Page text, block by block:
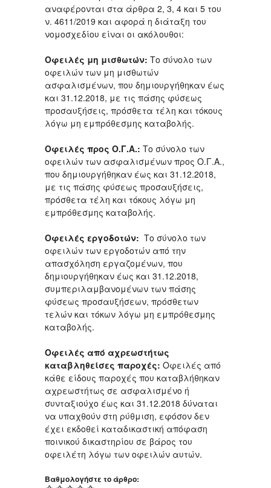
αναφέρονται στα άρθρα 2, 3, 4 και 5 του
ν. 4611/2019 και αφορά η διάταξη του
νομοσχεδίου είναι οι ακόλουθοι:
Οφειλές μη μισθωτών: Το σύνολο των
οφειλών των μη μισθωτών
ασφαλισμένων, που δημιουργήθηκαν έως
και 31.12.2018, με τις πάσης φύσεως
προσαυξήσεις, πρόσθετα τέλη και τόκους
λόγω μη εμπρόθεσμης καταβολής.
Οφειλές προς Ο.Γ.Α.: Το σύνολο των
οφειλών των ασφαλισμένων προς Ο.Γ.Α.,
που δημιουργήθηκαν έως και 31.12.2018,
με τις πάσης φύσεως προσαυξήσεις,
πρόσθετα τέλη και τόκους λόγω μη
εμπρόθεσμης καταβολής.
Οφειλές εργοδοτών: Το σύνολο των
οφειλών των εργοδοτών από την
απασχόληση εργαζομένων, που
δημιουργήθηκαν έως και 31.12.2018,
συμπεριλαμβανομένων των πάσης
φύσεως προσαυξήσεων, πρόσθετων
τελών και τόκων λόγω μη εμπρόθεσμης
καταβολής.
Οφειλές από αχρεωστήτως
καταβληθείσες παροχές: Οφειλές από
κάθε είδους παροχές που καταβλήθηκαν
αχρεωστήτως σε ασφαλισμένο ή
συνταξιούχο έως και 31.12.2018 δύναται
να υπαχθούν στη ρύθμιση, εφόσον δεν
έχει εκδοθεί καταδικαστική απόφαση
ποινικού δικαστηρίου σε βάρος του
οφειλέτη λόγω των οφειλών αυτών.
Βαθμολογήστε το άρθρο: